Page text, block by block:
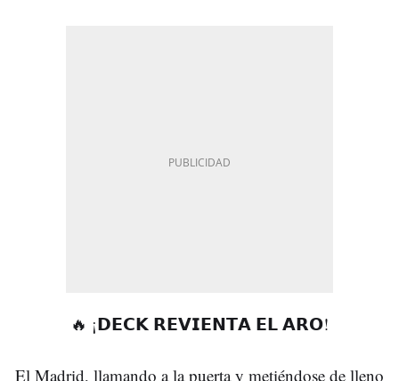
🔥 ¡𝗗𝗘𝗖𝗞 𝗥𝗘𝗩𝗜𝗘𝗡𝗧𝗔 𝗘𝗟 𝗔𝗥𝗢!
El Madrid, llamando a la puerta y metiéndose de lleno